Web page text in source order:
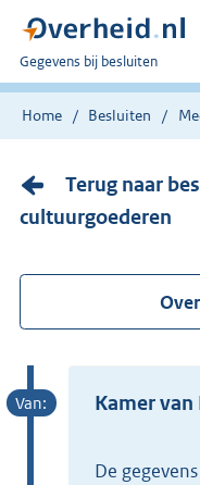
U
bent
nu
Gegevens bij besluiten
Home Besluiten
Terug naar
cultuurgoederen
Kamer van
De